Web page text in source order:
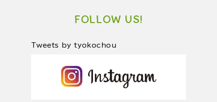
FOLLOW US!
Tweets by tyokochou